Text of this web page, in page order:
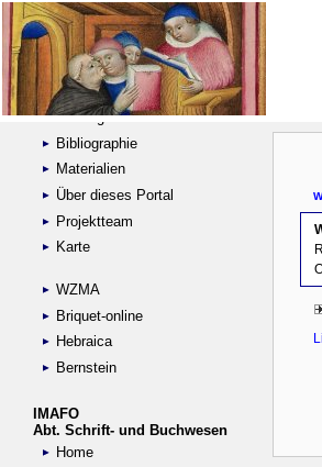
Suche
Handschriftensammlungen
Digitalisierte Handschriften
Kataloge
Bibliographie
Materialien
Über dieses Portal
Projektteam
Karte
WZMA
Briquet-online
Hebraica
Bernstein
IMAFO
Abt. Schrift- und Buchwesen
Home